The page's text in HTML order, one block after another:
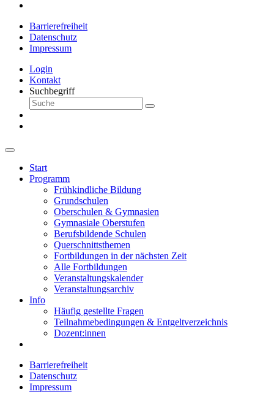
Barrierefreiheit
Datenschutz
Impressum
Login
Kontakt
Suchbegriff
Start
Programm
Frühkindliche Bildung
Grundschulen
Oberschulen & Gymnasien
Gymnasiale Oberstufen
Berufsbildende Schulen
Querschnittsthemen
Fortbildungen in der nächsten Zeit
Alle Fortbildungen
Veranstaltungskalender
Veranstaltungsarchiv
Info
Häufig gestellte Fragen
Teilnahmebedingungen & Entgeltverzeichnis
Dozent:innen
Barrierefreiheit
Datenschutz
Impressum